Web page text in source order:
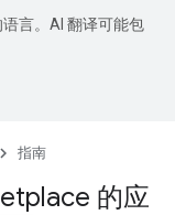
言。AI 翻译可能包
指南
的应